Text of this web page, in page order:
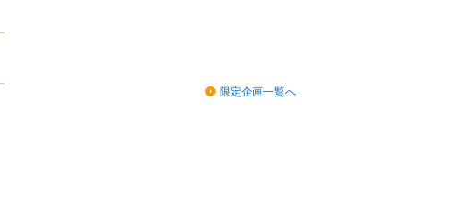
限定企画一覧へ